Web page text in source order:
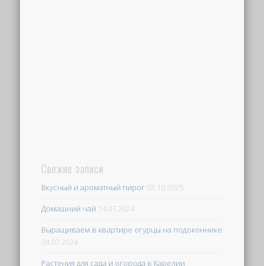
Свежие записи
Вкусный и ароматный пирог 02.10.2025
Домашний чай 14.07.2024
Выращиваем в квартире огурцы на подоконнике
04.07.2024
Растения для сада и огорода в Карелии